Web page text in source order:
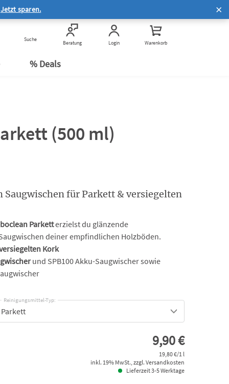
Jetzt sparen.
Suche Beratung Login Warenkorb
Kauf & Rechtliches
Häufige Fragen zum Service
Häufige Fragen zum
Datenschutz
% Deals
(500 ml)
für Parkett & versiegelten
Parketterzielst du glänzende
deiner empfindlichen Holzböden.
Kork
und SPB100 Akku-Saugwischer sowie
Reinigungsmittel-Typ:
Parkett
9,90 €
19,80 €/1 l
inkl. 19% MwSt., zzgl. Versandkosten
Lieferzeit 3-5 Werktage